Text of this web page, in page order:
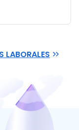
LABORALES